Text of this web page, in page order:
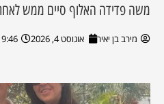
משה פדידה האלוף סיים ממש
מירב בן יאיר אוגוסט 4, 2026 9:46 pm